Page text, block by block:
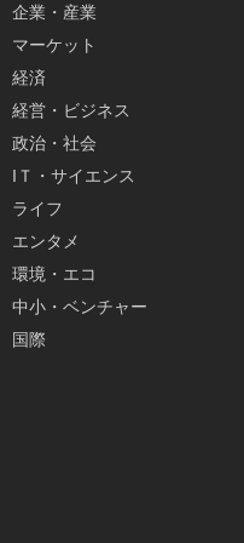
企業・産業
マーケット
経済
経営・ビジネス
政治・社会
IＴ・サイエンス
ライフ
エンタメ
環境・エコ
中小・ベンチャー
国際